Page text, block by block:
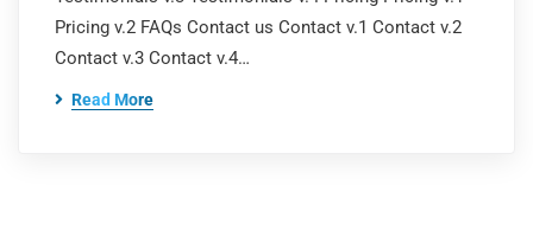
Pricing v.2 FAQs Contact us Contact v.1 Contact v.2
Contact v.3 Contact v.4…
Read More